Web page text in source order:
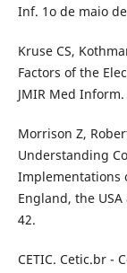
Inf. 1o de maio
Kruse CS,
Factors of the
JMIR Med
Morrison Z,
Understanding
Implementations
England, the
42.
CETIC. Cetic.br -